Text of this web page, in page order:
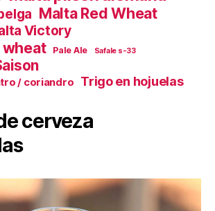
Malta Red Wheat
Victory
Pale Ale Safale s-33
/ coriandro Trigo en hojuelas
cerveza